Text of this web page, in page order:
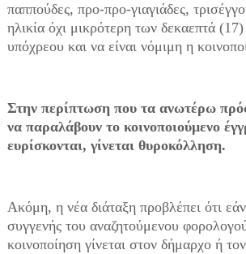
παππούδες, προ-προ-γιαγιάδες,
ηλικία όχι μικρότερη των δεκαεπτά
υπόχρεου και να είναι νόμιμη η
Στην περίπτωση που τα ανωτέρω
να παραλάβουν το κοινοποιούμενο
ευρίσκονται, γίνεται θυροκόλληση.
Ακόμη, η νέα διάταξη προβλέπει ότι
συγγενής του αναζητούμενου
κοινοποίηση γίνεται στον δήμαρχο ή